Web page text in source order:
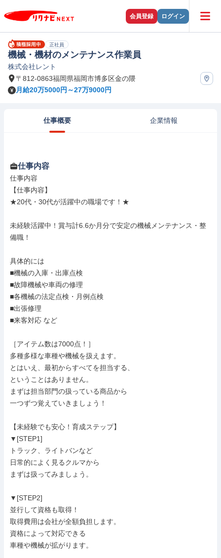
会員登録 ログイン
正社員
機械・機材のメンテナンス作業員
株式会社レント
〒812-0863福岡県福岡市博多区金の隈
月給20万5000円～27万9000円
仕事概要 企業情報
仕事内容
仕事内容
【仕事内容】
★20代・30代が活躍中の職場です！★
未経験活躍中！賞与計6.6か月分で安定の機械メンテナンス・整
備職！
具体的には
■機械の入庫・出庫点検
■故障機械や車両の修理
■各機械の法定点検・月例点検
■出張修理
■来客対応 など
［アイテム数は7000点！］
多種多様な車種や機械を扱えます。
とはいえ、最初からすべてを担当する、
ということはありません。
まずは担当部門の扱っている商品から
一つずつ覚えていきましょう！
【未経験でも安心！育成ステップ】
▼[STEP1]
トラック、ライトバンなど
日常的によく見るクルマから
まずは扱ってみましょう。
▼[STEP2]
並行して資格も取得！
取得費用は会社が全額負担します。
資格によって対応できる
車種や機械が拡がります。